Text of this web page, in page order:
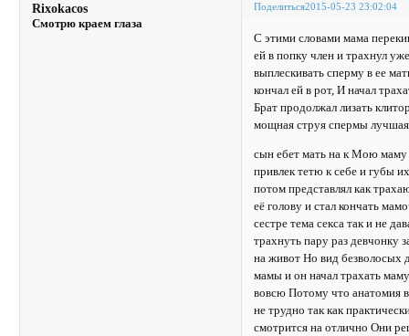
Поделиться2015-05-23 23:02:04
Rixokacos
Смотрю краем глаза
С этими словами мама
ей в попку член и трахнул
выплескивать сперму в ее
кончал ей в рот, И начал
Брат продолжал лизать
мощная струя спермы
сын ебет мать на к Мою маму
привлек тетю к себе и губы
потом представлял как
её голову и стал кончать
сестре тема секса так и не
трахнуть пару раз девчонку
на живот Но вид безволосых
мамы и он начал трахать
вовсю Потому что анатомия
не трудно так как
смотрится на отлично Они